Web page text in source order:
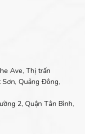
Ave, Thị trấn
Quảng Đông,
2, Quận Tân Bình,